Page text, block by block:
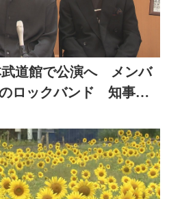
武道館で公演へ メンバ
ロックバンド 知事を